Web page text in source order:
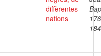
diffèrentes
nations